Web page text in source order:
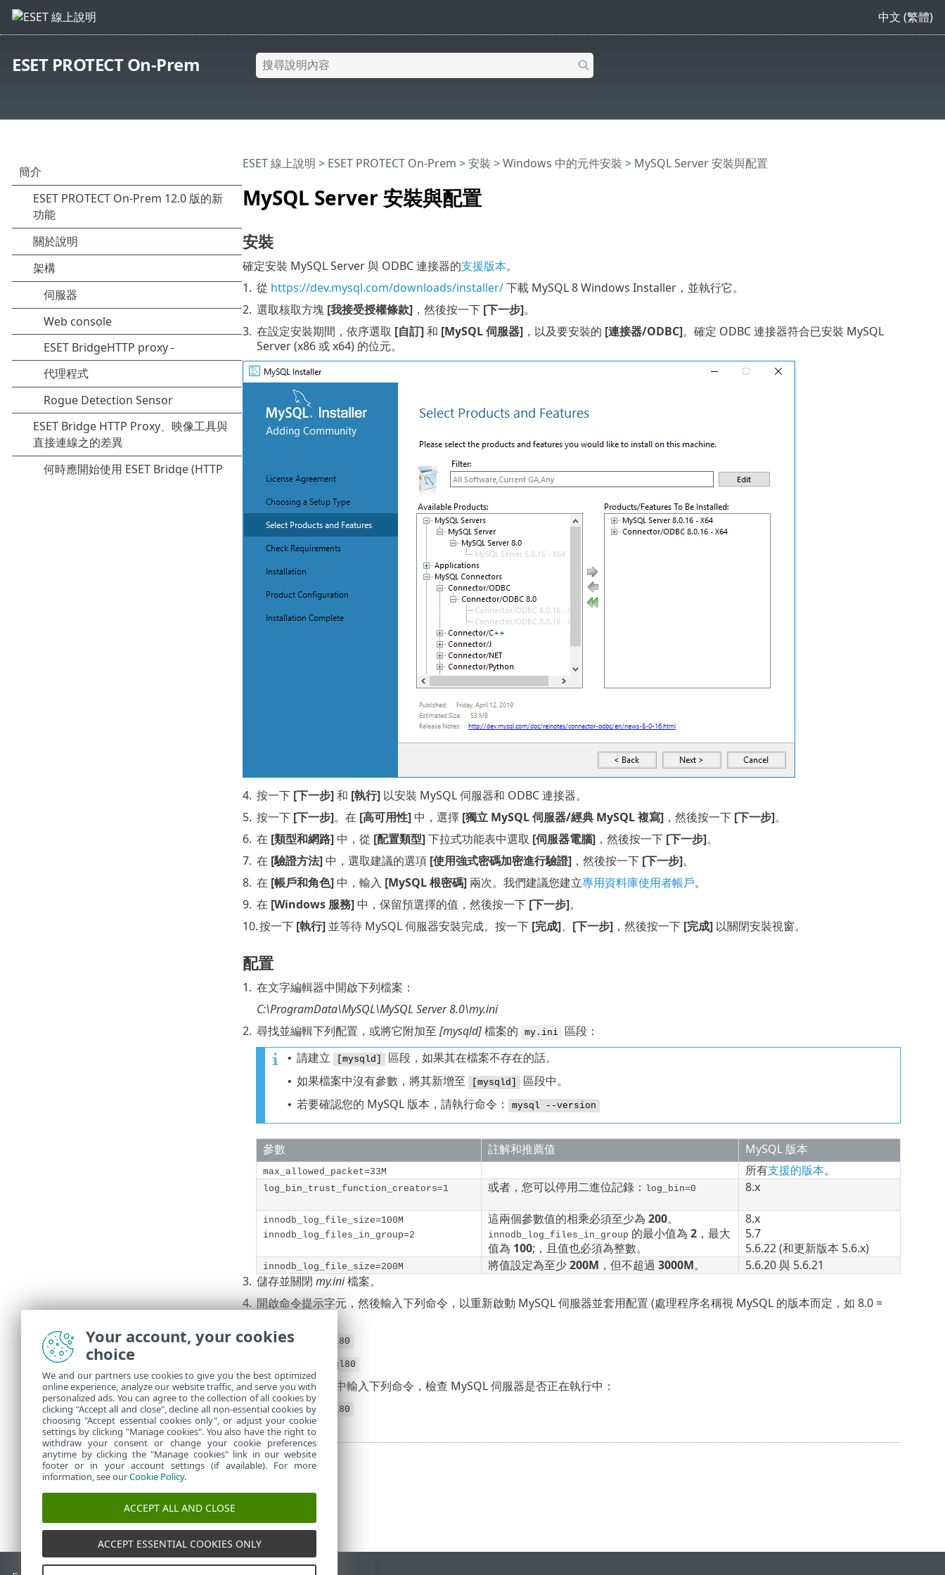
中文 (繁體)
ESET PROTECT On-Prem
MySQL Server 安裝與配置
ESET 線上說明 > ESET PROTECT On-Prem >安裝 >Windows 中的元件安裝 > MySQL Server 安裝與配置
安裝
確定安裝 MySQL Server 與 ODBC 連接器的支援版本。
1. 從 https://dev.mysql.com/downloads/installer/下載 MySQL 8 Windows Installer，並執行它。
2. 選取核取方塊 [我接受授權條款]，然後按一下 [下一步]。
3. 在設定安裝期間，依序選取 [自訂]和 [MySQL 伺服器]，以及要安裝的 [連接器/ODBC]。確定 ODBC 連接器符合已安裝 MySQL
Server (x86 或 x64) 的位元。
4. 按一下 [下一步]和 [執行]以安裝 MySQL 伺服器和 ODBC 連接器。
5. 按一下 [下一步]。在 [高可用性]中，選擇 [獨立 MySQL 伺服器/經典 MySQL 複寫]，然後按一下 [下一步]。
6. 在 [類型和網路]中，從 [配置類型]下拉式功能表中選取 [伺服器電腦]，然後按一下 [下一步]。
7. 在 [驗證方法]中，選取建議的選項 [使用強式密碼加密進行驗證]，然後按一下 [下一步]。
8. 在 [帳戶和角色]中，輸入 [MySQL 根密碼]兩次。我們建議您建立專用資料庫使用者帳戶。
9. 在 [Windows 服務]中，保留預選擇的值，然後按一下 [下一步]。
10.按一下 [執行]並等待 MySQL 伺服器安裝完成。按一下 [完成]、 [下一步]，然後按一下 [完成]以關閉安裝視窗。
配置
1. 在文字編輯器中開啟下列檔案：
C:\ProgramData\MySQL\MySQL Server 8.0\my.ini
2. 尋找並編輯下列配置，或將它附加至 [mysqld]檔案的 my.ini 區段：
• 請建立 [mysqld] 區段，如果其在檔案不存在的話。
• 如果檔案中沒有參數，將其新增至 [mysqld] 區段中。
• 若要確認您的 MySQL 版本，請執行命令： mysql --version
參數 註解和推薦值 MySQL版本
max_allowed_packet=33M 所有支援的版本。
log_bin_trust_function_creators=1 或者，您可以停用二進位記錄： log_bin=0 8.x
innodb_log_file_size=100M
innodb_log_files_in_group=2
這兩個參數值的相乘必須至少為 200。
innodb_log_files_in_group 的最小值為 2，最大
值為 100; ，且值也必須為整數。
8.x
5.7
5.6.22(和更新版本 5.6.x)
innodb_log_file_size=200M 將值設定為至少200M ，但不超過 3000M。 5.6.20與 5.6.21
3. 儲存並關閉 my.ini檔案。
4. 開啟命令提示字元，然後輸入下列命令，以重新啟動 MySQL 伺服器並套用配置 (處理程序名稱視 MySQL 的版本而定，如 8.0 =
net stop mysql80
net start mysql80
5. 在命令提示字元中輸入下列命令，檢查 MySQL 伺服器是否正在執行中：
sc query mysql80
Your account, your cookies
choice
We and our partners use cookies to give you the best optimized
online experience, analyze our website traffic, and serve you with
personalized ads. You can agree to the collection of all cookies by
clicking "Accept all and close", decline all non-essential cookies by
choosing "Accept essential cookies only", or adjust your cookie
settings by clicking "Manage cookies". You also have the right to
withdraw your consent or change your cookie preferences
anytime by clicking the "Manage cookies" link in our website
footer or in your account settings (if available). For more
information, see ourCookie Policy.
ACCEPT ALL AND CLOSE
ACCEPT ESSENTIAL COOKIES ONLY